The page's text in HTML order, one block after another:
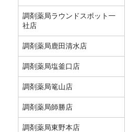
調剤薬局ラウンドスポット一
社店
調剤薬局鹿田清水店
調剤薬局塩釜口店
調剤薬局篭山店
調剤薬局師勝店
調剤薬局東野本店